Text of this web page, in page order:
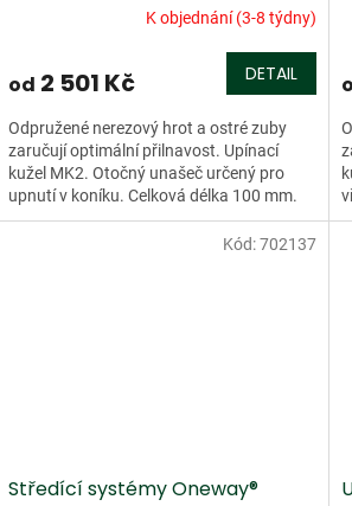
K objednání (3-8 týdny)
od 2 501 Kč DETAIL
Odpružené nerezový hrot a ostré zuby
zaručují optimální přilnavost. Upínací
kužel MK2. Otočný unašeč určený pro
upnutí v koníku. Celková délka 100 mm.
Středící systémy Oneway®
Kód:702137